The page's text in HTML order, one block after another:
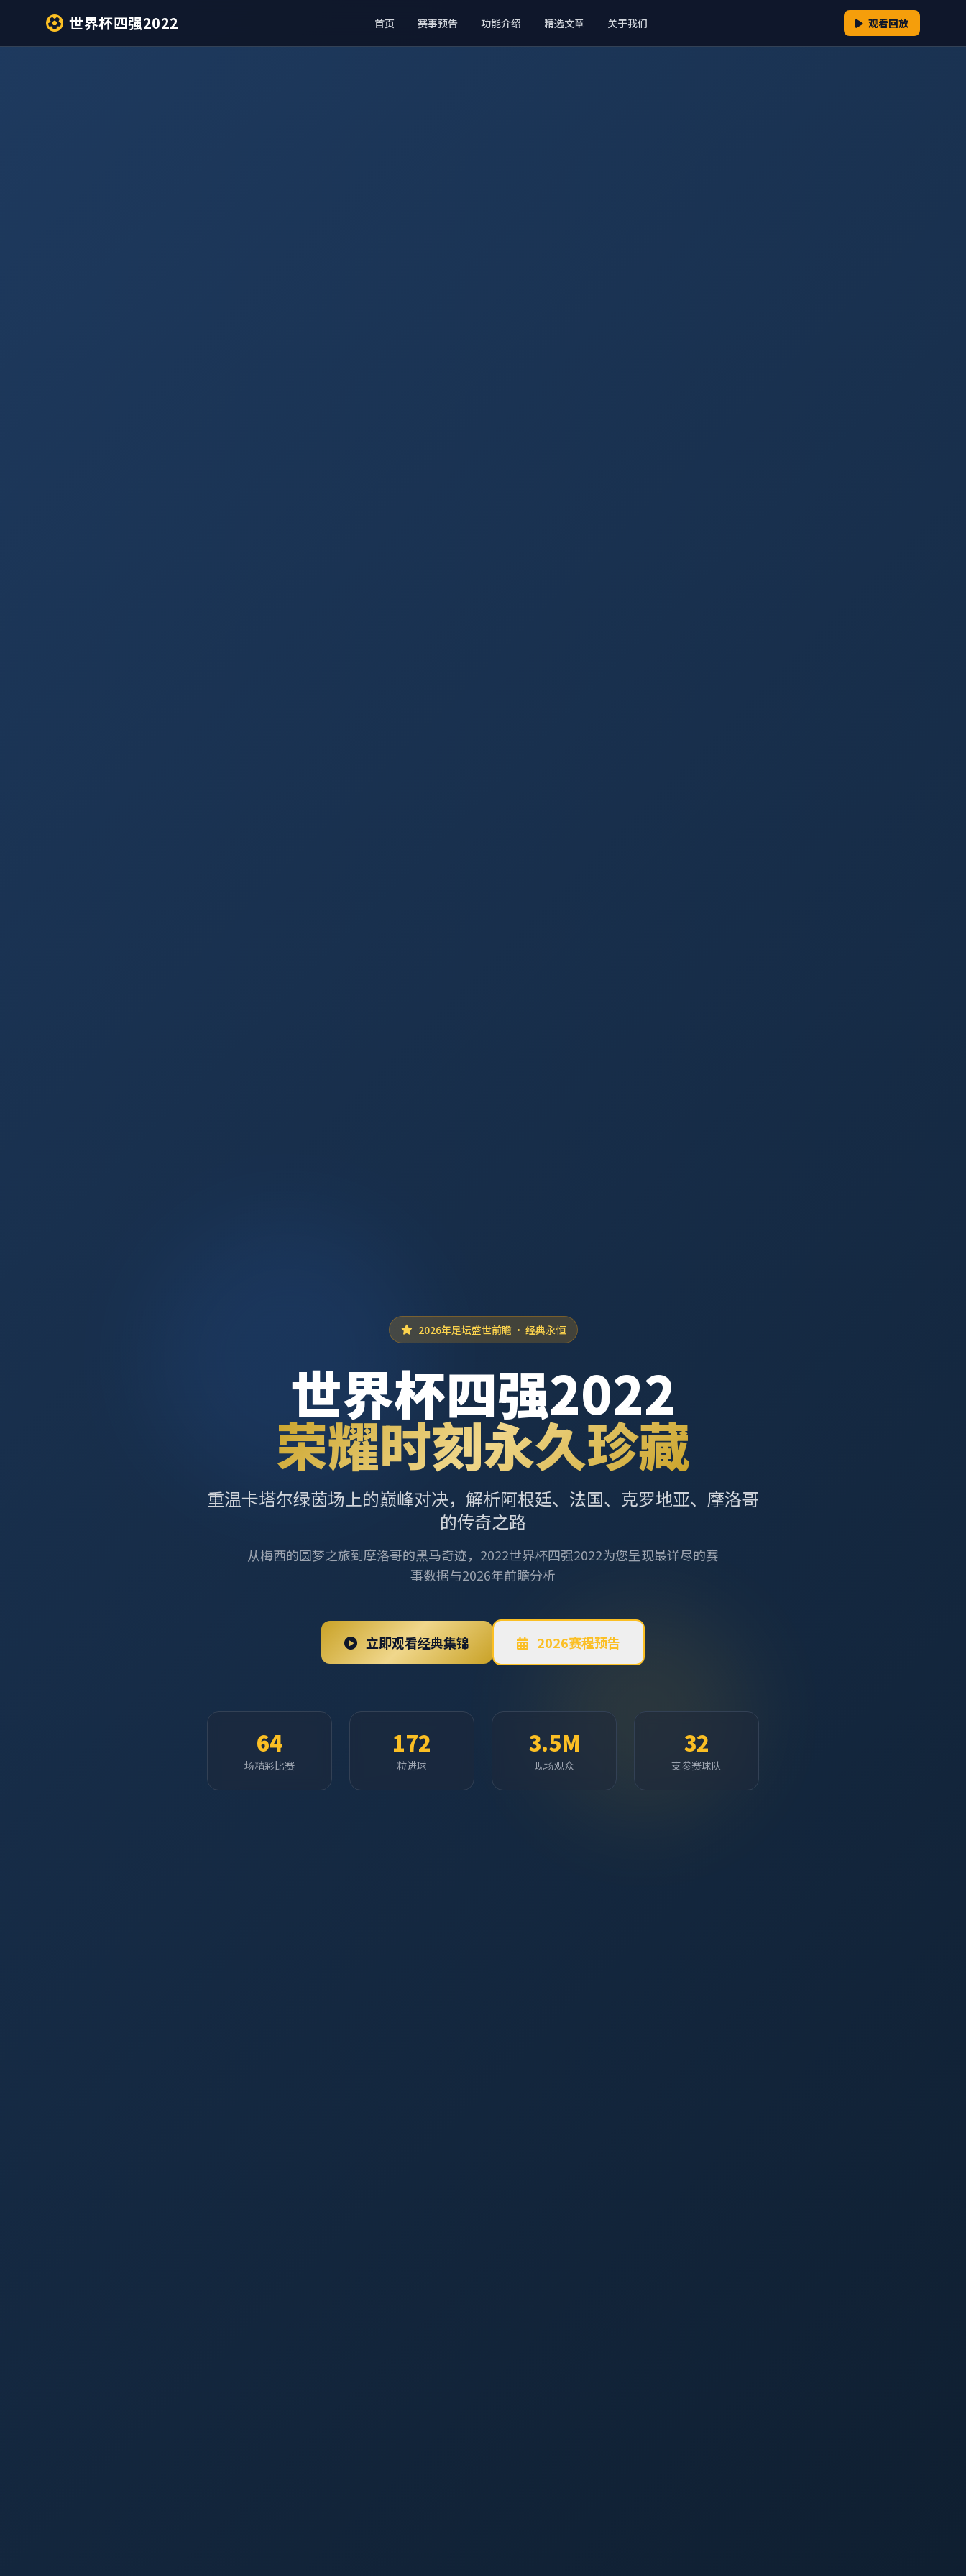
世界杯四强2022 首页 赛事预告 功能介绍 精选文章 关于我们 观看回放
2026年足坛盛世前瞻 · 经典永恒
世界杯四强2022
荣耀时刻永久珍藏
重温卡塔尔绿茵场上的巅峰对决，解析阿根廷、法国、克罗地亚、摩洛哥
的传奇之路
从梅西的圆梦之旅到摩洛哥的黑马奇迹，2022世界杯四强2022为您呈现最详尽的赛
事数据与2026年前瞻分析
立即观看经典集锦 2026赛程预告
64
场精彩比赛
172
粒进球
3.5M
现场观众
32
支参赛球队